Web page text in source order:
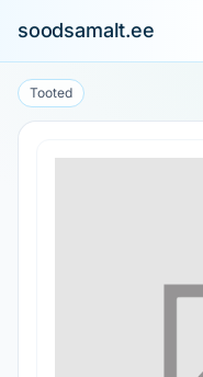
soodsamalt.ee
Tooted